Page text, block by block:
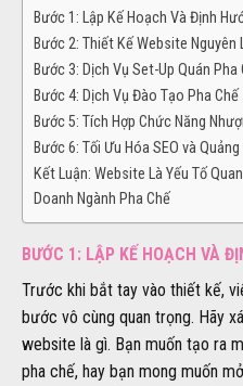
Bước 1: Lập Kế Hoạch Và Định
Bước 2: Thiết Kế Website Nguyên
Bước 3: Dịch Vụ Set-Up Quán Pha
Bước 4: Dịch Vụ Đào Tạo Pha Chế
Bước 5: Tích Hợp Chức Năng
Bước 6: Tối Ưu Hóa SEO và Quảng
Kết Luận: Website Là Yếu Tố
Doanh Ngành Pha Chế
BƯỚC 1: LẬP KẾ HOẠCH VÀ
Trước khi bắt tay vào thiết kế,
bước vô cùng quan trọng. Hãy
website là gì. Bạn muốn tạo ra
pha chế, hay bạn mong muốn